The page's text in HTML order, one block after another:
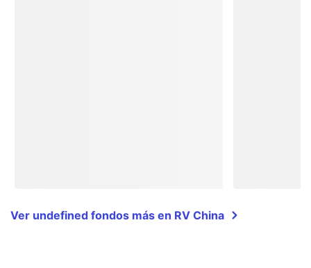
Ver undefined fondos más en RV China